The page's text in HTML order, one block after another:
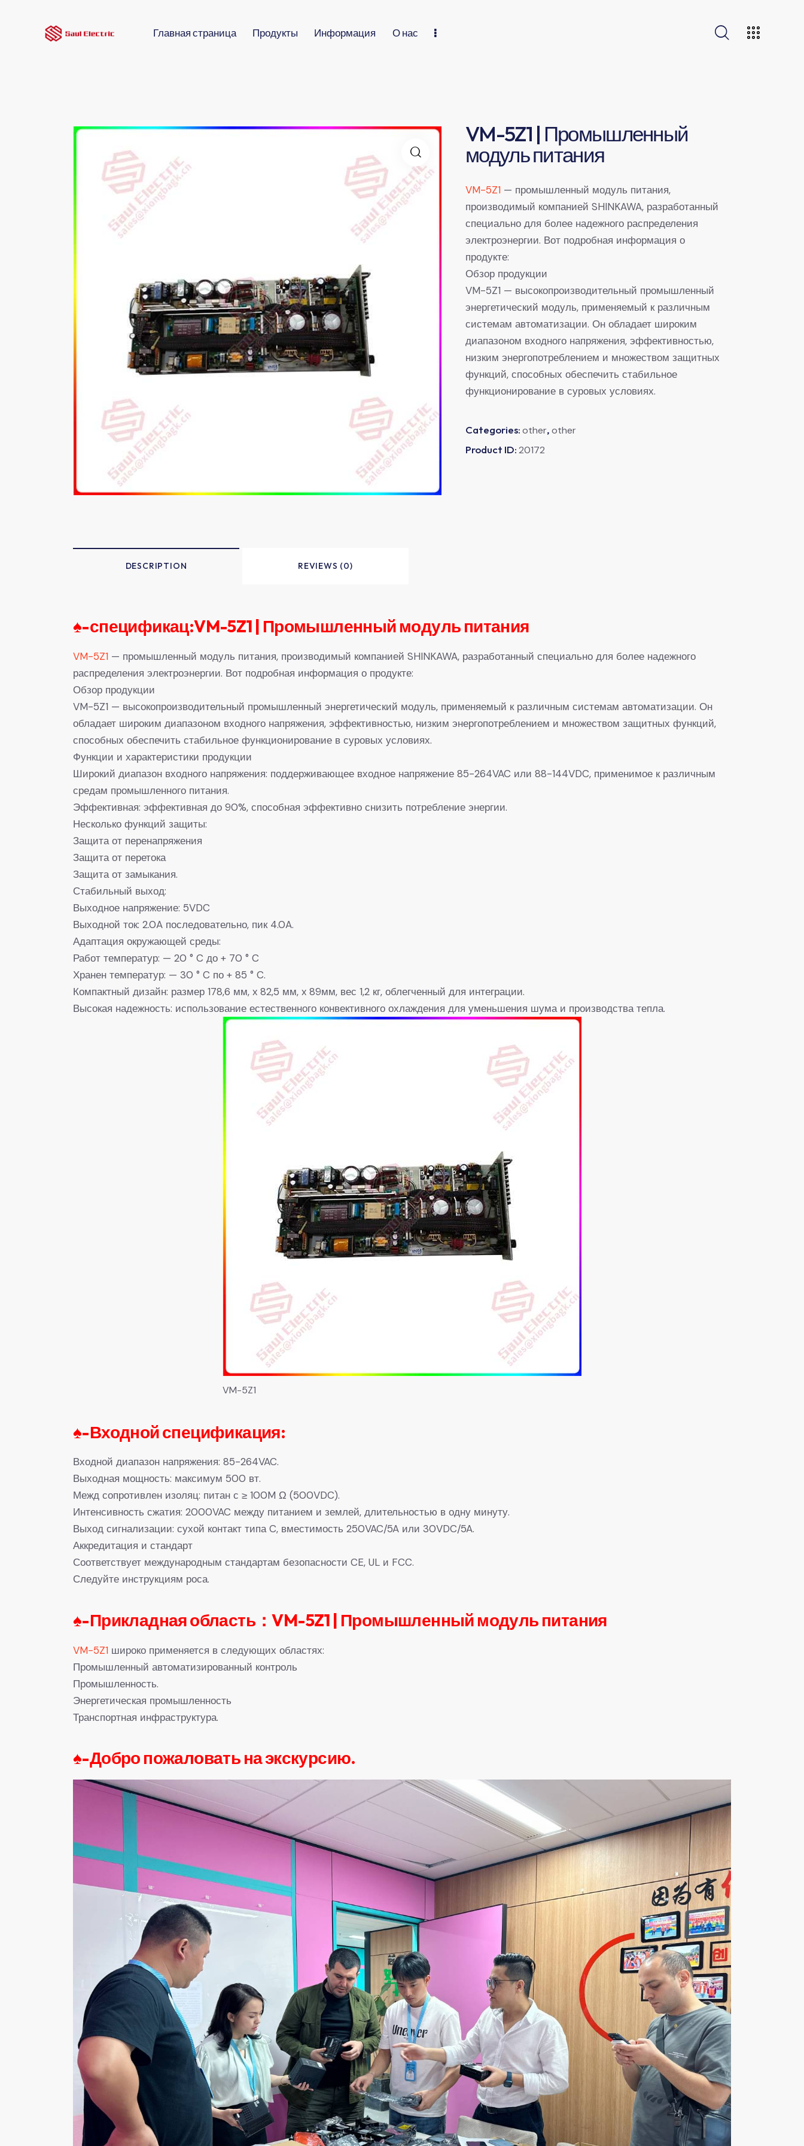
Главная страница Продукты Информация О нас
VM-5Z1 | Промышленный
модуль питания
VM-5Z1 — промышленный модуль питания,
производимый компанией SHINKAWA, разработанный
специально для более надежного распределения
электроэнергии. Вот подробная информация о
продукте:
Обзор продукции
VM-5Z1 — высокопроизводительный промышленный
энергетический модуль, применяемый к различным
системам автоматизации. Он обладает широким
диапазоном входного напряжения, эффективностью,
низким энергопотреблением и множеством защитных
функций, способных обеспечить стабильное
функционирование в суровых условиях.
Categories:other,other
Product ID:20172
DESCRIPTION REVIEWS (0)
♠-спецификац:VM-5Z1 | Промышленный модуль питания
VM-5Z1 — промышленный модуль питания, производимый компанией SHINKAWA, разработанный специально для более надежного
распределения электроэнергии. Вот подробная информация о продукте:
Обзор продукции
VM-5Z1 — высокопроизводительный промышленный энергетический модуль, применяемый к различным системам автоматизации. Он
обладает широким диапазоном входного напряжения, эффективностью, низким энергопотреблением и множеством защитных функций,
способных обеспечить стабильное функционирование в суровых условиях.
Функции и характеристики продукции
Широкий диапазон входного напряжения: поддерживающее входное напряжение 85-264VAC или 88-144VDC, применимое к различным
средам промышленного питания.
Эффективная: эффективная до 90%, способная эффективно снизить потребление энергии.
Несколько функций защиты:
Защита от перенапряжения
Защита от перетока
Защита от замыкания.
Стабильный выход:
Выходное напряжение: 5VDC
Выходной ток: 2.0A последовательно, пик 4.0A.
Адаптация окружающей среды:
Работ температур: — 20 ° C до + 70 ° C
Хранен температур: — 30 ° C по + 85 ° C.
Компактный дизайн: размер 178,6 мм, x 82,5 мм, x 89мм, вес 1,2 кг, облегченный для интеграции.
Высокая надежность: использование естественного конвективного охлаждения для уменьшения шума и производства тепла.
VM-5Z1
♠-Входной спецификация:
Входной диапазон напряжения: 85-264VAC.
Выходная мощность: максимум 500 вт.
Межд сопротивлен изоляц: питан с ≥ 100M Ω (500VDC).
Интенсивность сжатия: 2000VAC между питанием и землей, длительностью в одну минуту.
Выход сигнализации: сухой контакт типа C, вместимость 250VAC/5A или 30VDC/5A.
Аккредитация и стандарт
Соответствует международным стандартам безопасности CE, UL и FCC.
Следуйте инструкциям роса.
♠-Прикладная область：VM-5Z1 | Промышленный модуль питания
VM-5Z1 широко применяется в следующих областях:
Промышленный автоматизированный контроль
Промышленность.
Энергетическая промышленность
Транспортная инфраструктура.
♠-Добро пожаловать на экскурсию.